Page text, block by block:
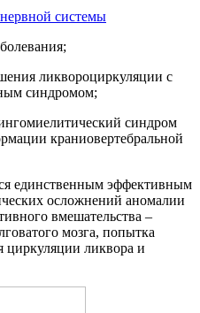
системы
ликвороциркуляции с
синдромом;
синдром
краниовертебральной
единственным эффективным
осложнений аномалии
вмешательства –
мозга, попытка
циркуляции ликвора и